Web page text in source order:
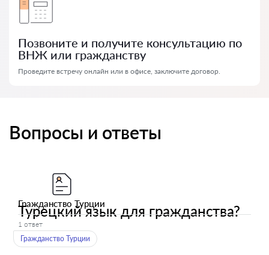
Позвоните и получите консультацию по
ВНЖ или гражданству
Проведите встречу онлайн или в офисе, заключите договор.
Вопросы и ответы
Гражданство Турции
Турецкий язык для гражданства?
1 ответ
Гражданство Турции